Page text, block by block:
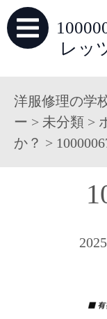
レッ
洋服修理の学
ー > 未分類 >
か？ >